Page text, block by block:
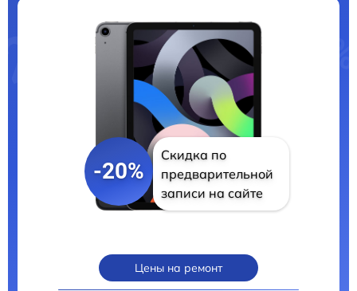
-20%
Скидка по
предварительной
записи на сайте
Цены на ремонт